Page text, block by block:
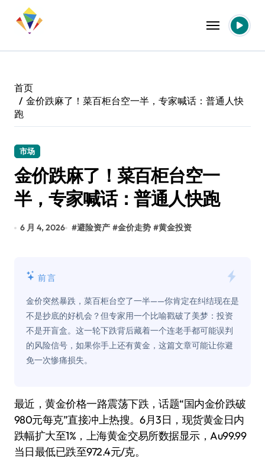
首页
金价跌麻了！菜百柜台空一半，专家喊话：普通人快
跑
市场
金价跌麻了！菜百柜台空一
半，专家喊话：普通人快跑
6 月 4, 2026 #避险资产 #金价走势 #黄金投资
前言
金价突然暴跌，菜百柜台空了一半——你肯定在纠结现在是
不是抄底的好机会？但专家用一个比喻戳破了美梦：投资
不是开盲盒。这一轮下跌背后藏着一个连老手都可能误判
的风险信号，如果你手上还有黄金，这篇文章可能让你避
免一次惨痛损失。
最近，黄金价格一路震荡下跌，话题“国内金价跌破
980元每克”直接冲上热搜。6月3日，现货黄金日内
跌幅扩大至1%，上海黄金交易所数据显示，Au99.99
当日最低已跌至972.4元/克。